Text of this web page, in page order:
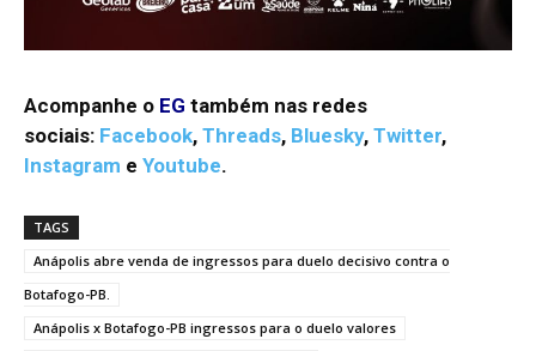
Acompanhe o EG também nas redes
sociais: Facebook, Threads, Bluesky, Twitter,
Instagram e Youtube.
TAGS
Anápolis abre venda de ingressos para duelo decisivo contra o
Botafogo-PB.
Anápolis x Botafogo-PB ingressos para o duelo valores